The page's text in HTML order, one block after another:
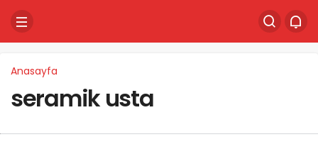
Anasayfa
seramik usta